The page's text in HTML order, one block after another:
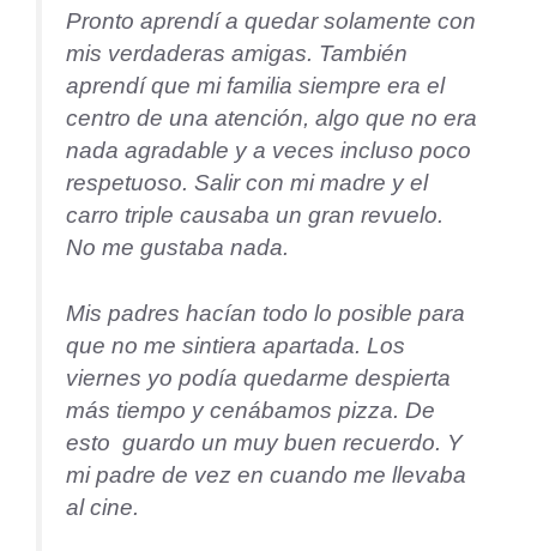
Pronto aprendí a quedar solamente con
mis verdaderas amigas. También
aprendí que mi familia siempre era el
centro de una atención, algo que no era
nada agradable y a veces incluso poco
respetuoso. Salir con mi madre y el
carro triple causaba un gran revuelo.
No me gustaba nada.
Mis padres hacían todo lo posible para
que no me sintiera apartada. Los
viernes yo podía quedarme despierta
más tiempo y cenábamos pizza. De
esto guardo un muy buen recuerdo. Y
mi padre de vez en cuando me llevaba
al cine.